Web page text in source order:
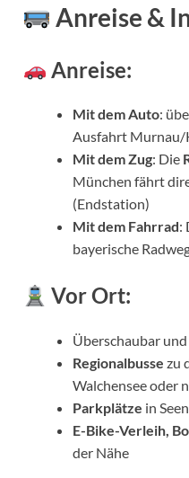
Anreise &
Anreise:
Mit dem Auto:
Ausfahrt Murnau/
Mit dem Zug: Die
München fährt
(Endstation)
Mit dem Fahrrad:
bayerische
Vor Ort:
Überschaubar
Regionalbusse zu
Walchensee oder
Parkplätze in
E-Bike-Verleih,
der Nähe